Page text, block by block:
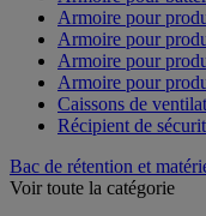
Armoire pour
Armoire pour
Armoire pour
Armoire pour
Caissons de
Récipient de
Bac de rétention et
Voir toute la catégorie